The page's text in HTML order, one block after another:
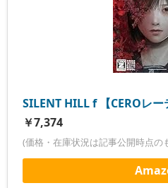
SILENT HILL f 【CEROレー
￥7,374
(価格・在庫状況は記事公開時点の